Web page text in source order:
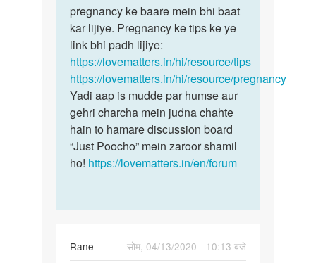
pregnancy ke baare mein bhi baat
kar lijiye. Pregnancy ke tips ke ye
link bhi padh lijiye:
https://lovematters.in/hi/resource/tips
https://lovematters.in/hi/resource/pregnancy
Yadi aap is mudde par humse aur
gehri charcha mein judna chahte
hain to hamare discussion board
“Just Poocho” mein zaroor shamil
ho! https://lovematters.in/en/forum
Rane
सोम, 04/13/2020 - 10:13 बजे